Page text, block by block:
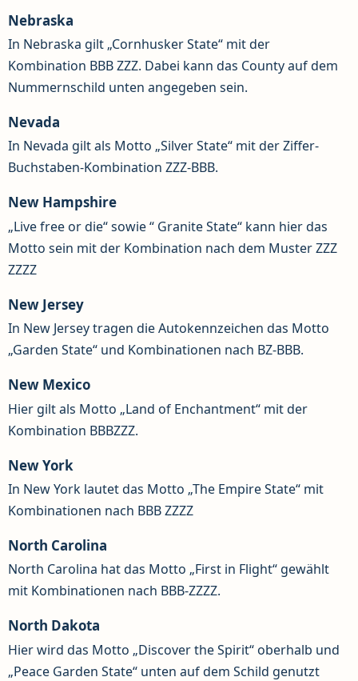
Nebraska
In Nebraska gilt „Cornhusker State“ mit der
Kombination BBB ZZZ. Dabei kann das County auf dem
Nummernschild unten angegeben sein.
Nevada
In Nevada gilt als Motto „Silver State“ mit der Ziffer-
Buchstaben-Kombination ZZZ-BBB.
New Hampshire
„Live free or die“ sowie “ Granite State“ kann hier das
Motto sein mit der Kombination nach dem Muster ZZZ
ZZZZ
New Jersey
In New Jersey tragen die Autokennzeichen das Motto
„Garden State“ und Kombinationen nach BZ-BBB.
New Mexico
Hier gilt als Motto „Land of Enchantment“ mit der
Kombination BBBZZZ.
New York
In New York lautet das Motto „The Empire State“ mit
Kombinationen nach BBB ZZZZ
North Carolina
North Carolina hat das Motto „First in Flight“ gewählt
mit Kombinationen nach BBB-ZZZZ.
North Dakota
Hier wird das Motto „Discover the Spirit“ oberhalb und
„Peace Garden State“ unten auf dem Schild genutzt